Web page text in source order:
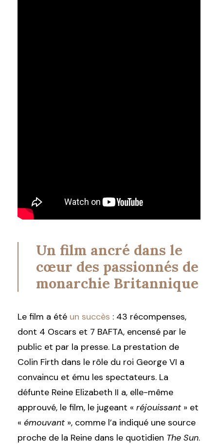
Un film ancré dans le
cœur des passionnés de
monarchie Britannique
Le film a été un succès : 43 récompenses,
dont 4 Oscars et 7 BAFTA, encensé par le
public et par la presse. La prestation de
Colin Firth dans le rôle du roi George VI a
convaincu et ému les spectateurs. La
défunte Reine Elizabeth II a, elle-même
approuvé, le film, le jugeant « réjouissant » et
« émouvant », comme l’a indiqué une source
proche de la Reine dans le quotidien The Sun.